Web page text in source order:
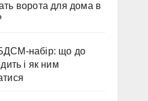
ворота для дома в
набір: що до
і як ним